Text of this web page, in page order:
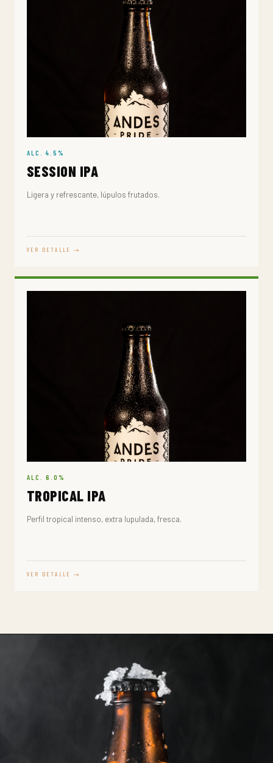
ALC. 4.5%
SESSION IPA
Ligera y refrescante, lúpulos frutados.
VER DETALLE →
ALC. 6.0%
TROPICAL IPA
Perfil tropical intenso, extra lupulada, fresca.
VER DETALLE →